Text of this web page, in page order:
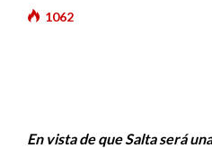
1062
En vista de que Salta será